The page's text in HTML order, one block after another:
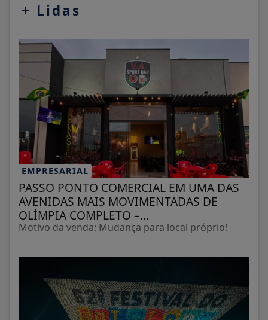
+ Lidas
EMPRESARIAL
PASSO PONTO COMERCIAL EM UMA DAS
AVENIDAS MAIS MOVIMENTADAS DE
OLÍMPIA COMPLETO –...
Motivo da venda: Mudança para local próprio!